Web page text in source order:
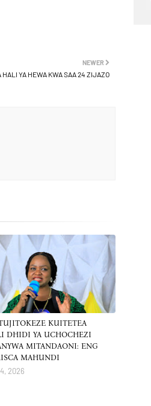
NEWER
HALI YA HEWA KWA SAA 24 ZIJAZO
KUITETEA
DHIDI YA UCHOCHEZI
MITANDAONI: ENG
MAHUNDI
2026